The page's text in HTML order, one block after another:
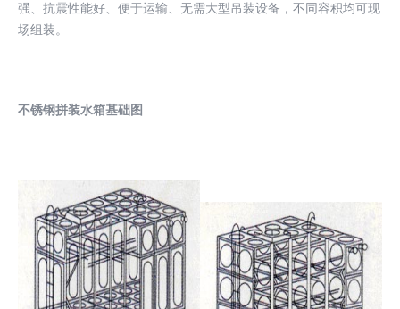
强、抗震性能好、便于运输、无需大型吊装设备，不同容积均可现
场组装。
不锈钢拼装水箱基础图